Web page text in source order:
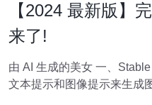
【2024 最新版】
来了!
由 AI 生成的美女 一、Stable Diffusion 究竟是什么 从本质上来说，Stable Diffusion 是一种基于深度学习的生成式 AI 模型，能够依据